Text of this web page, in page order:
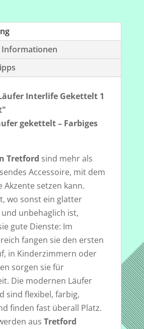
Informationen
Interlife Gekettelt 1
gekettelt – Farbiges
Tretford sind mehr als
Accessoire, mit dem
Akzente setzen kann.
wo sonst ein glatter
unbehaglich ist,
gute Dienste: Im
fangen sie den ersten
in Kinderzimmern oder
sorgen sie für
Die modernen Läufer
sind flexibel, farbig,
finden fast überall Platz.
aus Tretford